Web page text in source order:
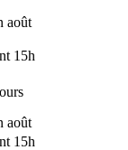
août
15h
août
15h